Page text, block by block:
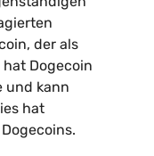
der als
Dogecoin
und kann
hat